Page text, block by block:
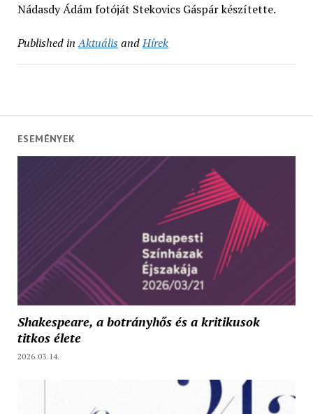
Nádasdy Ádám fotóját Stekovics Gáspár készítette.
Published in AktuálisandHírek
ESEMÉNYEK
Shakespeare, a botrányhős és a kritikusok
titkos élete
2026.03.14.